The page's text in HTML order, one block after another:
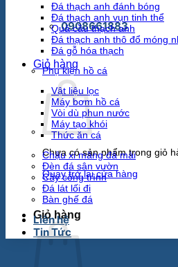
0908661883
Giỏ hàng
Chưa có sản phẩm trong giỏ
Quay trở lại cửa hàng
Giỏ hàng
Đá thạch anh đánh bóng
Đá thạch anh vụn tinh thể
Quả cầu thạch anh
Đá thạch anh thô đổ móng
Đá gỗ hóa thạch
Phụ kiện hồ cá
Vật liệu lọc
Máy bơm hồ cá
Vòi dù phun nước
Máy tạo khói
Thức ăn cá
Chậu xi măng đá mài
Đèn đá sân vườn
Cây công trình
Đá lát lối đi
Bàn ghế đá
Liên hệ
Tin Tức